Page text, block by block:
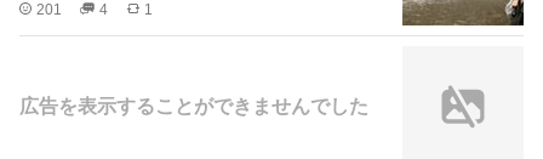
201 4 1
広告を表示することができませんでした